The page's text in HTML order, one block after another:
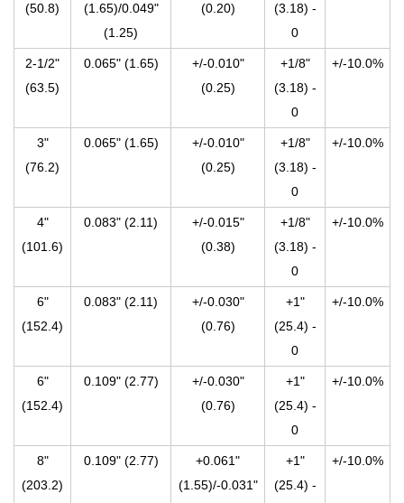
(50.8)
(1.65)/0.049"
(1.25)
(0.20)
(3.18) -
0
2-1/2"
(63.5)
0.065" (1.65)
+/-0.010"
(0.25)
+1/8"
(3.18) -
0
+/-10.0%
3"
(76.2)
0.065" (1.65)
+/-0.010"
(0.25)
+1/8"
(3.18) -
0
+/-10.0%
4"
(101.6)
0.083" (2.11)
+/-0.015"
(0.38)
+1/8"
(3.18) -
0
+/-10.0%
6"
(152.4)
0.083" (2.11)
+/-0.030"
(0.76)
+1"
(25.4) -
0
+/-10.0%
6"
(152.4)
0.109" (2.77)
+/-0.030"
(0.76)
+1"
(25.4) -
0
+/-10.0%
8"
(203.2)
0.109" (2.77)
+0.061"
(1.55)/-0.031"
+1"
(25.4) -
+/-10.0%